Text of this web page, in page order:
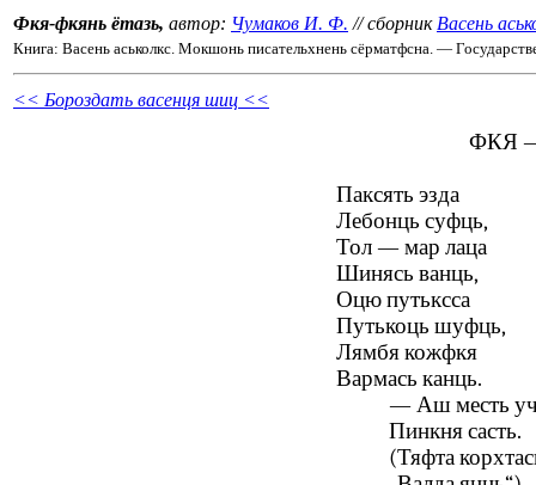
Фкя-фкянь ётазь, автор: Чумаков И. Ф. // сборник Васень
Книга: Васень аськолкс. Мокшонь писательхнень сёрматфсна. —
<< Бороздать васенця шиц <<
ФКЯ
Паксять эзда
Лебонць суфць,
Тол — мар лаца
Шинясь ванць,
Оцю путьксса
Путькоць шуфць,
Лямбя кожфкя
Вармась канць.
— Аш месть
Пинкня састь.
(Тяфта